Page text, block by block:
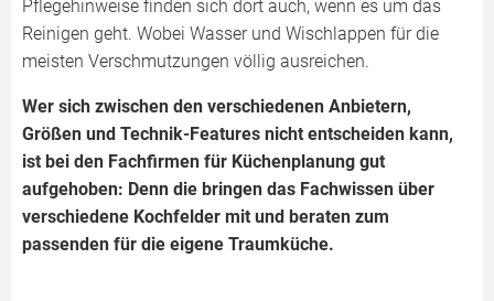
Pflegehinweise finden sich dort auch, wenn es um das
Reinigen geht. Wobei Wasser und Wischlappen für die
meisten Verschmutzungen völlig ausreichen.
Wer sich zwischen den verschiedenen Anbietern,
Größen und Technik-Features nicht entscheiden kann,
ist bei den Fachfirmen für Küchenplanung gut
aufgehoben: Denn die bringen das Fachwissen über
verschiedene Kochfelder mit und beraten zum
passenden für die eigene Traumküche.